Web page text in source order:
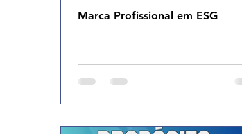
Marca Profissional em ESG